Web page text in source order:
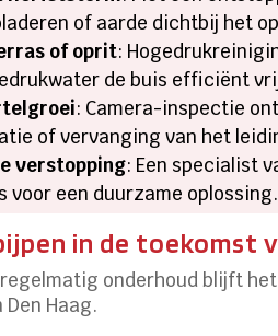
of aarde dichtbij het
of oprit:
de buis efficiënt
: Camera-inspectie
of vervanging van het
verstopping: Een specialist
een duurzame oplossing.
in de toekomst
onderhoud blijft
Haag.